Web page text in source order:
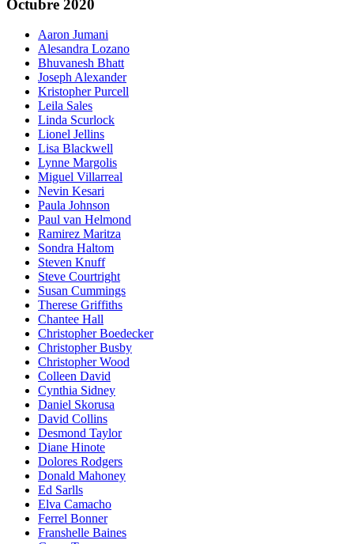
Octubre 2020
Aaron Jumani
Alesandra Lozano
Bhuvanesh Bhatt
Joseph Alexander
Kristopher Purcell
Leila Sales
Linda Scurlock
Lionel Jellins
Lisa Blackwell
Lynne Margolis
Miguel Villarreal
Nevin Kesari
Paula Johnson
Paul van Helmond
Ramirez Maritza
Sondra Haltom
Steven Knuff
Steve Courtright
Susan Cummings
Therese Griffiths
Chantee Hall
Christopher Boedecker
Christopher Busby
Christopher Wood
Colleen David
Cynthia Sidney
Daniel Skorusa
David Collins
Desmond Taylor
Diane Hinote
Dolores Rodgers
Donald Mahoney
Ed Sarlls
Elva Camacho
Ferrel Bonner
Franshelle Baines